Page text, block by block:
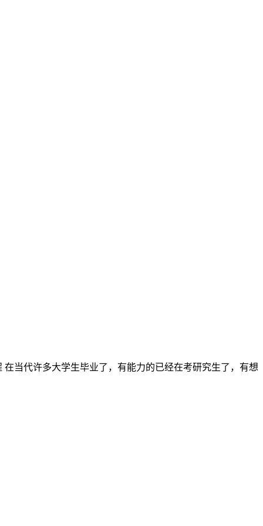
当代许多大学生毕业了，有能力的已经在考研究生了，有想